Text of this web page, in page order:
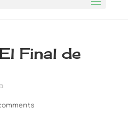
Final de